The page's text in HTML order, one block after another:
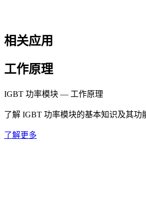
相关应用
工作原理
IGBT 功率模块 — 工作原理
了解 IGBT 功率模块的基本知识及其功
了解更多